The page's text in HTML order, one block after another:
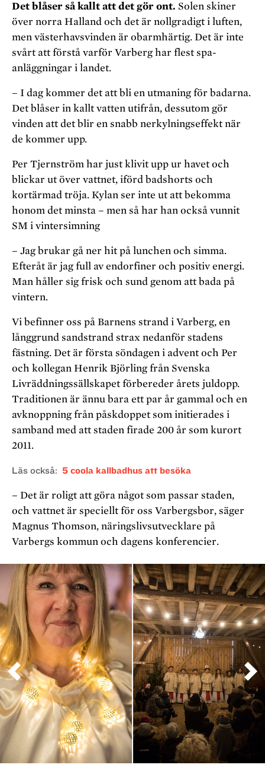
Det blåser så kallt att det gör ont. Solen skiner
över norra Halland och det är nollgradigt i luften,
men västerhavsvinden är obarmhärtig. Det är inte
svårt att förstå varför Varberg har flest spa-
anläggningar i landet.
– I dag kommer det att bli en utmaning för badarna.
Det blåser in kallt vatten utifrån, dessutom gör
vinden att det blir en snabb nerkylningseffekt när
de kommer upp.
Per Tjernström har just klivit upp ur havet och
blickar ut över vattnet, iförd badshorts och
kortärmad tröja. Kylan ser inte ut att bekomma
honom det minsta – men så har han också vunnit
SM i vintersimning
– Jag brukar gå ner hit på lunchen och simma.
Efteråt är jag full av endorfiner och positiv energi.
Man håller sig frisk och sund genom att bada på
vintern.
Vi befinner oss på Barnens strand i Varberg, en
långgrund sandstrand strax nedanför stadens
fästning. Det är första söndagen i advent och Per
och kollegan Henrik Björling från Svenska
Livräddningssällskapet förbereder årets juldopp.
Traditionen är ännu bara ett par år gammal och en
avknoppning från påskdoppet som initierades i
samband med att staden firade 200 år som kurort
2011.
Läs också 5 coola kallbadhus att besöka
– Det är roligt att göra något som passar staden,
och vattnet är speciellt för oss Varbergsbor, säger
Magnus Thomson, näringslivsutvecklare på
Varbergs kommun och dagens konferencier.
Föregående